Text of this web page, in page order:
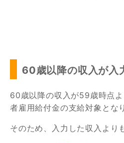
60歳以降の収入が入
60歳以降の収入が59歳時点
者雇用給付金の支給対象とな
そのため、入力した収入より